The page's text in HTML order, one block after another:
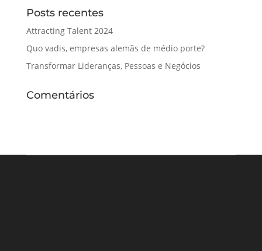
Posts recentes
Attracting Talent 2024
Quo vadis, empresas alemãs de médio porte?
Transformar Lideranças, Pessoas e Negócios
Comentários